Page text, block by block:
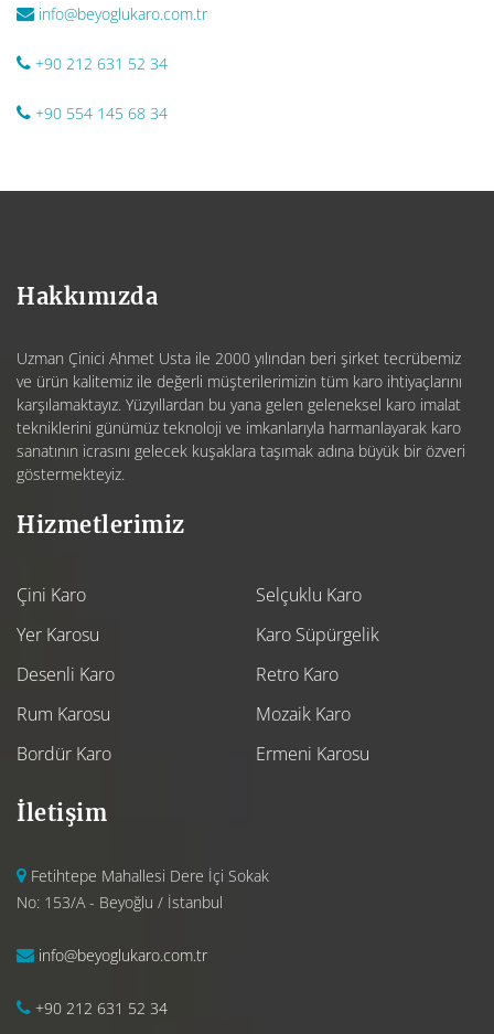
info@beyoglukaro.com.tr
+90 212 631 52 34
+90 554 145 68 34
Hakkımızda
Uzman Çinici Ahmet Usta ile 2000 yılından beri şirket tecrübemiz
ve ürün kalitemiz ile değerli müşterilerimizin tüm karo ihtiyaçlarını
karşılamaktayız. Yüzyıllardan bu yana gelen geleneksel karo imalat
tekniklerini günümüz teknoloji ve imkanlarıyla harmanlayarak karo
sanatının icrasını gelecek kuşaklara taşımak adına büyük bir özveri
göstermekteyiz.
Hizmetlerimiz
Çini Karo
Yer Karosu
Desenli Karo
Rum Karosu
Bordür Karo
Selçuklu Karo
Karo Süpürgelik
Retro Karo
Mozaik Karo
Ermeni Karosu
İletişim
Fetihtepe Mahallesi Dere İçi Sokak
No: 153/A - Beyoğlu / İstanbul
info@beyoglukaro.com.tr
+90 212 631 52 34